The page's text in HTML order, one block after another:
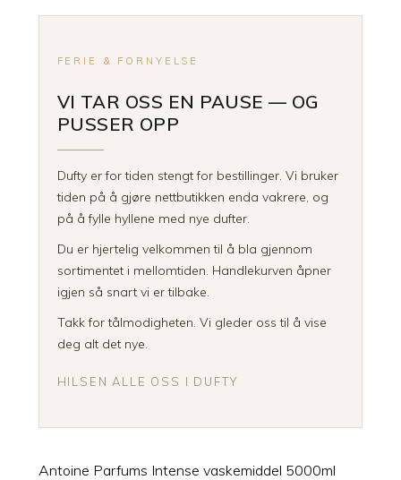
FERIE & FORNYELSE
VI TAR OSS EN PAUSE — OG
PUSSER OPP
Dufty er for tiden stengt for bestillinger. Vi bruker
tiden på å gjøre nettbutikken enda vakrere, og
på å fylle hyllene med nye dufter.
Du er hjertelig velkommen til å bla gjennom
sortimentet i mellomtiden. Handlekurven åpner
igjen så snart vi er tilbake.
Takk for tålmodigheten. Vi gleder oss til å vise
deg alt det nye.
HILSEN ALLE OSS I DUFTY
Antoine Parfums Intense vaskemiddel 5000ml